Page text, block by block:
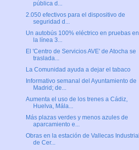
pública d...
2.050 efectivos para el dispositivo de
seguridad d...
Un autobús 100% eléctrico en pruebas en
la línea 3...
El 'Centro de Servicios AVE' de Atocha se
traslada...
La Comunidad ayuda a dejar el tabaco
Informativo semanal del Ayuntamiento de
Madrid; de...
Aumenta el uso de los trenes a Cádiz,
Huelva, Mála...
Más plazas verdes y menos azules de
aparcamiento e...
Obras en la estación de Vallecas Industrial
de Cer...